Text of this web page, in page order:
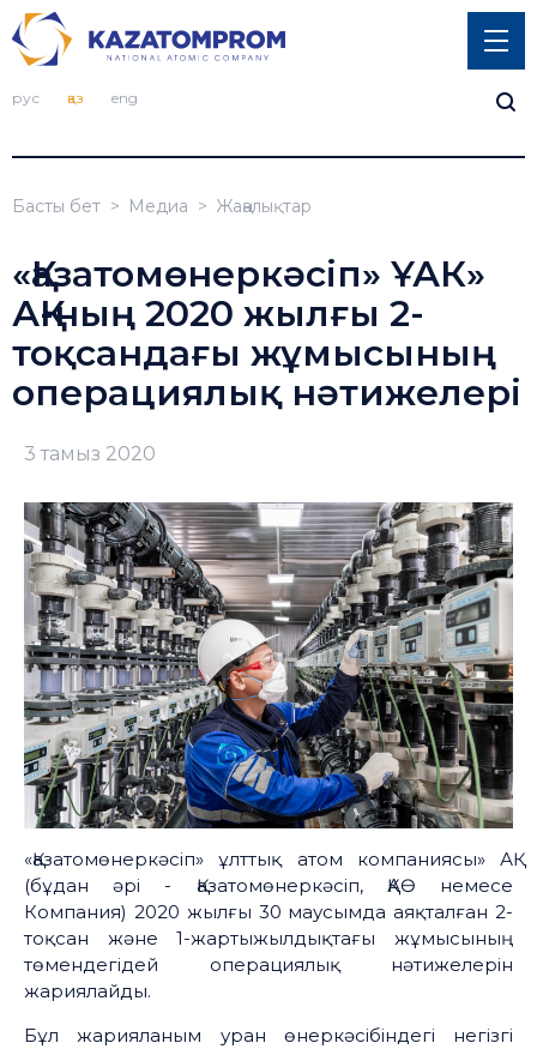
рус қаз eng
Басты бет Медиа Жаңалықтар
«Қазатомөнеркәсіп» ҰАК»
АҚ-ның 2020 жылғы 2-
тоқсандағы жұмысының
операциялық нәтижелері
3 тамыз 2020
«Қазатомөнеркәсіп» ұлттық атом компаниясы» АҚ
(бұдан әрі - Қазатомөнеркәсіп, ҚАӨ немесе
Компания) 2020 жылғы 30 маусымда аяқталған 2-
тоқсан және 1-жартыжылдықтағы жұмысының
төмендегідей операциялық нәтижелерін
жариялайды.
Бұл жарияланым уран өнеркәсібіндегі негізгі